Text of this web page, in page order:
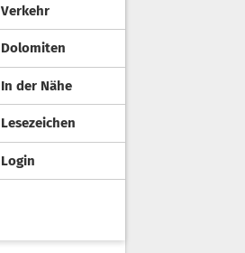
Verkehr
Dolomiten
In der Nähe
Lesezeichen
Login